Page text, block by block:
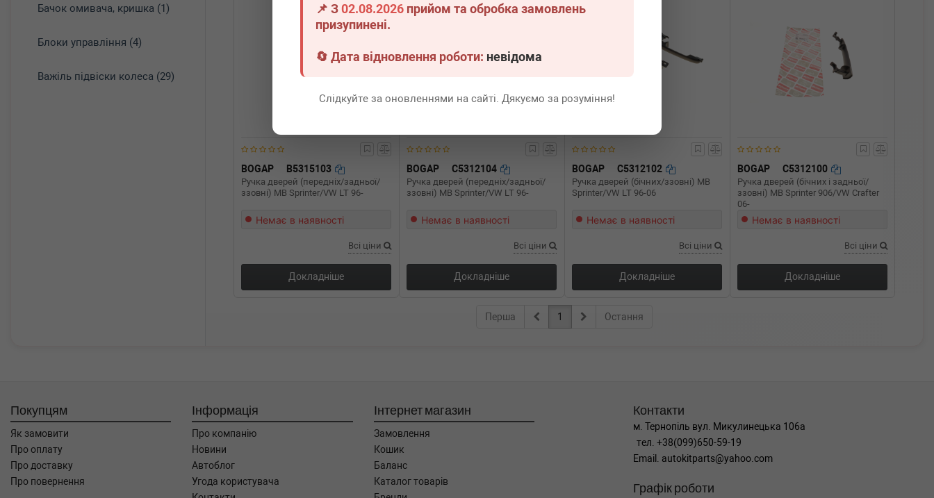
📌 З02.08.2026 прийом та обробка замовлень
призупинені.
🔄 Дата відновлення роботи: невідома
Слідкуйте за оновленнями на сайті. Дякуємо за розуміння!
Бачок омивача, кришка (1)
Блоки управління (4)
Важіль підвіски колеса (29)
BOGAP B5315103
Ручка дверей (передніх/задньої/
ззовні) MB Sprinter/VW LT 96-
Немає в наявності
Всі ціни
Докладніше
BOGAP C5312104
Ручка дверей (передніх/задньої/
ззовні) MB Sprinter/VW LT 96-
Немає в наявності
Всі ціни
Докладніше
BOGAP C5312102
Ручка дверей (бічних/ззовні) MB
Sprinter/VW LT 96-06
Немає в наявності
Всі ціни
Докладніше
BOGAP C5312100
Ручка дверей (бічних і задньої/
ззовні) MB Sprinter 906/VW Crafter
06-
Немає в наявності
Всі ціни
Докладніше
Перша 1 Остання
Покупцям
Як замовити
Про оплату
Про доставку
Про повернення
Інформація
Про компанію
Новини
Автоблог
Угода користувача
Інтернет магазин
Замовлення
Кошик
Баланс
Каталог товарів
Контакти
м. Тернопіль вул. Микулинецька 106а
тел. +38(099)650-59-19
Email. autokitparts@yahoo.com
Графік роботи